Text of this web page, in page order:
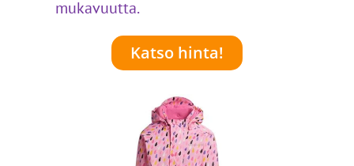
mukavuutta.
Katso hinta!